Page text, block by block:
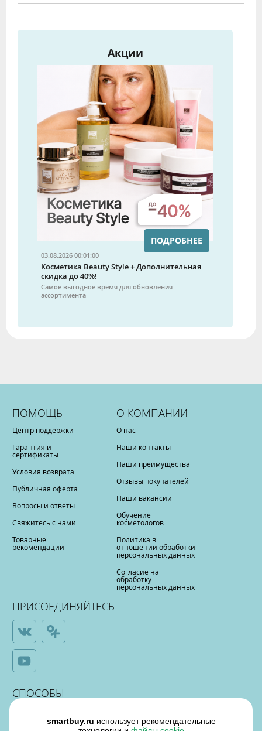
Акции
03.08.2026 00:01:00
Косметика Beauty Style + Дополнительная
скидка до 40%!
Самое выгодное время для обновления
ассортимента
ПОДРОБНЕЕ
ПОМОЩЬ
Центр поддержки
Гарантия и
сертификаты
Условия возврата
Публичная оферта
Вопросы и ответы
Свяжитесь с нами
Товарные
рекомендации
О КОМПАНИИ
О нас
Наши контакты
Наши преимущества
Отзывы покупателей
Наши вакансии
Обучение
косметологов
Политика в
отношении обработки
персональных данных
Согласие на
обработку
персональных данных
ПРИСОЕДИНЯЙТЕСЬ
СПОСОБЫ
ОПЛАТЫ
smartbuy.ru использует рекомендательные